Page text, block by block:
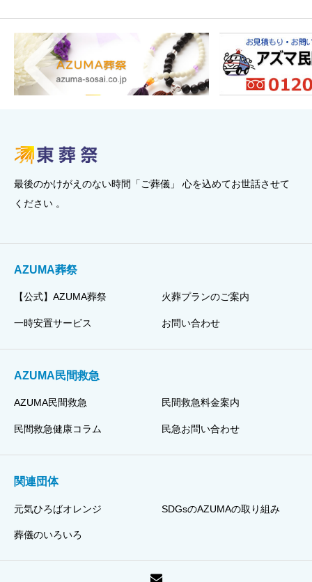
最後のかけがえのない時間「ご葬儀」 心を込めてお世話させて
ください 。
AZUMA葬祭
【公式】AZUMA葬祭 火葬プランのご案内
一時安置サービス お問い合わせ
AZUMA民間救急
AZUMA民間救急 民間救急料金案内
民間救急健康コラム 民急お問い合わせ
関連団体
元気ひろばオレンジ SDGsのAZUMAの取り組み
葬儀のいろいろ